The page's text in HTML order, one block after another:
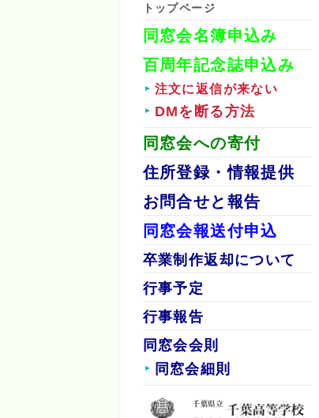
トップページ
同窓会名簿申込み
百周年記念誌申込み
注文に返信が来ない
DMを断る方法
同窓会への寄付
住所登録・情報提供
お問合せと報告
同窓会報送付申込
卒業制作返却について
行事予定
行事報告
同窓会会則
同窓会細則